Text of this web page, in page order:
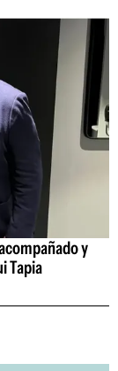
y
Tapia